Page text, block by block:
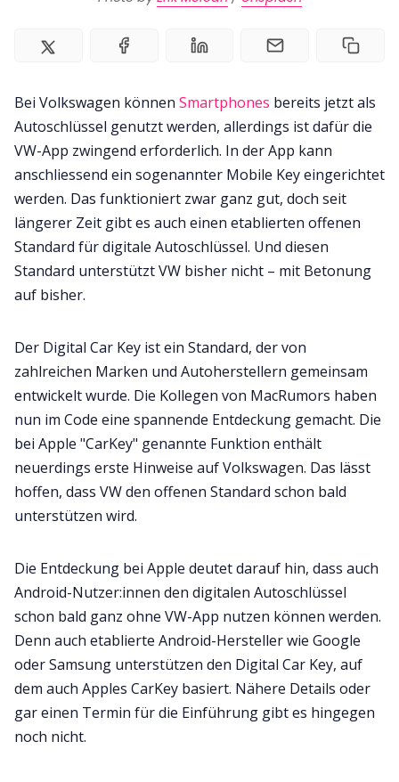
Bei Volkswagen können Smartphones bereits jetzt als
Autoschlüssel genutzt werden, allerdings ist dafür die
VW-App zwingend erforderlich. In der App kann
anschliessend ein sogenannter Mobile Key eingerichtet
werden. Das funktioniert zwar ganz gut, doch seit
längerer Zeit gibt es auch einen etablierten offenen
Standard für digitale Autoschlüssel. Und diesen
Standard unterstützt VW bisher nicht – mit Betonung
auf bisher.
Der Digital Car Key ist ein Standard, der von
zahlreichen Marken und Autoherstellern gemeinsam
entwickelt wurde. Die Kollegen von MacRumors haben
nun im Code eine spannende Entdeckung gemacht. Die
bei Apple "CarKey" genannte Funktion enthält
neuerdings erste Hinweise auf Volkswagen. Das lässt
hoffen, dass VW den offenen Standard schon bald
unterstützen wird.
Die Entdeckung bei Apple deutet darauf hin, dass auch
Android-Nutzer:innen den digitalen Autoschlüssel
schon bald ganz ohne VW-App nutzen können werden.
Denn auch etablierte Android-Hersteller wie Google
oder Samsung unterstützen den Digital Car Key, auf
dem auch Apples CarKey basiert. Nähere Details oder
gar einen Termin für die Einführung gibt es hingegen
noch nicht.